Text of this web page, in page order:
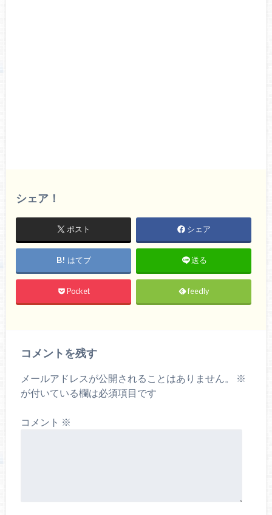
シェア！
ポスト シェア
はてブ 送る
Pocket feedly
コメントを残す
メールアドレスが公開されることはありません。
※
が付いている欄は必須項目です
コメント ※